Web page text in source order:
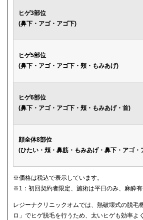
ヒゲ3部位
(鼻下・アゴ・アゴ下)
ヒゲ5部位
(鼻下・アゴ・アゴ下・頬・もみあげ)
ヒゲ6部位
(鼻下・アゴ・アゴ下・頬・もみあげ・首)
顔全体8部位
(ひたい・頬・鼻筋・もみあげ・鼻下・アゴ・
※価格は税込で表示しています。
※1：初回契約者限定、施術は平日のみ、麻酔
レジーナクリニックオムでは、熱破壊式の脱毛
ロ」でヒゲ脱毛を行うため、太いヒゲも効率よ